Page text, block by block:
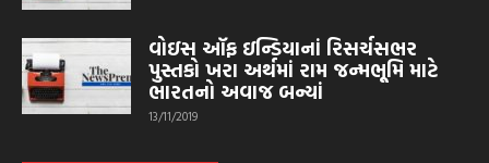
વોઇસ ઑફ ઇન્ડિયાનાં રિસર્ચસભર
પુસ્તકો ખરા અર્થમાં રામ જન્મભૂમિ માટે
ભારતનો અવાજ બન્યાં
13/11/2019